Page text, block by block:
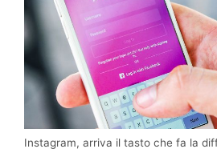
Instagram, arriva il tasto che fa la